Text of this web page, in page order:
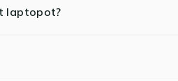
laptopot?